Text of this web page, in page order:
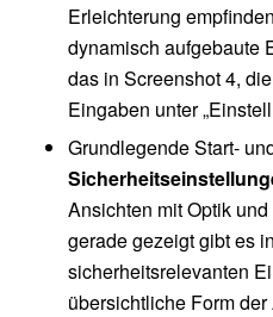
Erleichterung
dynamisch aufgebaute
das in Screenshot 4,
Eingaben unter
Grundlegende Start-
Ansichten mit Optik
gerade gezeigt gibt es
sicherheitsrelevanten
übersichtliche Form